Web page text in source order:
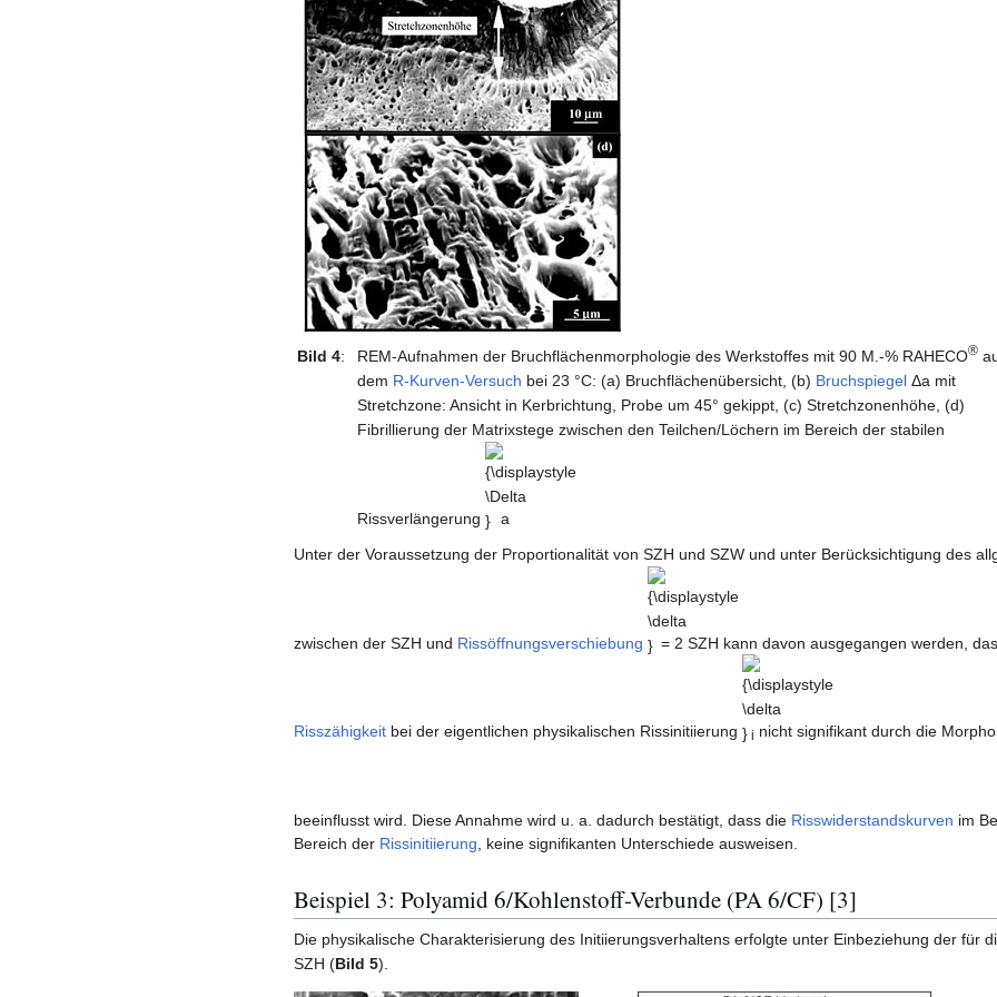
Bild 4: REM-Aufnahmen der Bruchflächenmorphologie des Werkstoffes mit 90 M.-% RAHECO®
dem R-Kurven-Versuch bei 23 °C: (a) Bruchflächenübersicht, (b) Bruchspiegel Δa mit
Stretchzone: Ansicht in Kerbrichtung, Probe um 45° gekippt, (c) Stretchzonenhöhe, (d)
Fibrillierung der Matrixstege zwischen den Teilchen/Löchern im Bereich der stabilen
Rissverlängerung
{\displaystyle
\Delta }
a
Unter der Voraussetzung der Proportionalität von SZH und SZW und unter Berücksichtigung des
zwischen der SZH und Rissöffnungsverschiebung
{\displaystyle
\delta }
= 2 SZH kann davon ausgegangen werden,
Risszähigkeit bei der eigentlichen physikalischen Rissinitiierung
{\displaystyle
\delta }
i nicht signifikant durch die
beeinflusst wird. Diese Annahme wird u. a. dadurch bestätigt, dass die Risswiderstandskurven im
Bereich der Rissinitiierung, keine signifikanten Unterschiede ausweisen.
Beispiel 3: Polyamid 6/Kohlenstoff-Verbunde (PA 6/CF) [3]
Die physikalische Charakterisierung des Initiierungsverhaltens erfolgte unter Einbeziehung der für
SZH (Bild 5).